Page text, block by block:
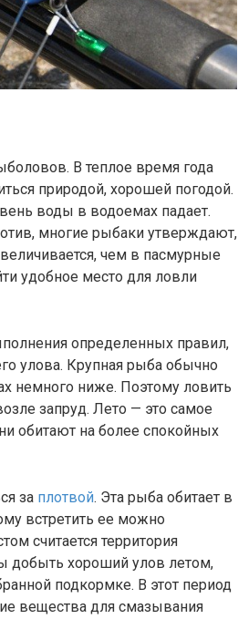
В теплое время года
природой, хорошей погодой.
воды в водоемах падает.
многие рыбаки утверждают,
чем в пасмурные
удобное место для ловли
определенных правил,
улова. Крупная рыба обычно
немного ниже. Поэтому ловить
запруд. Лето — это самое
обитают на более спокойных
за плотвой. Эта рыба обитает в
встретить ее можно
считается территория
добыть хороший улов летом,
подкормке. В этот период
вещества для смазывания